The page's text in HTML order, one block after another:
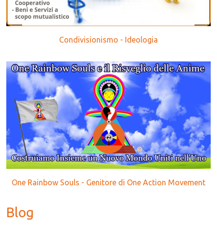
Condivisionismo - Ideologia
One Rainbow Souls - Genitore di One Action Movement
Blog